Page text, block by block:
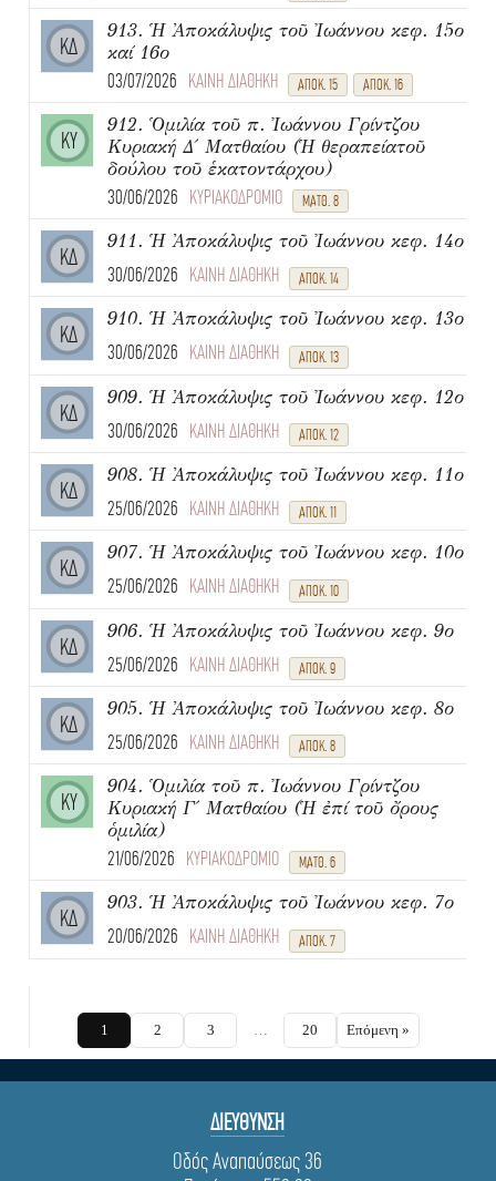
ΚΔ
913. Ἡ Ἀποκάλυψις τοῦ Ἰωάννου κεφ. 15ο
καί 16ο
03/07/2026 ΚΑΙΝΗ ΔΙΑΘΗΚΗ ΑΠΟΚ. 15 ΑΠΟΚ. 16
ΚΥ
912. Ὁμιλία τοῦ π. Ἰωάννου Γρίντζου
Κυριακή Δ΄ Ματθαίου (Ἡ θεραπείατοῦ
δούλου τοῦ ἑκατοντάρχου)
30/06/2026 ΚΥΡΙΑΚΟΔΡΟΜΙΟ ΜΑΤΘ. 8
ΚΔ
911. Ἡ Ἀποκάλυψις τοῦ Ἰωάννου κεφ. 14ο
30/06/2026 ΚΑΙΝΗ ΔΙΑΘΗΚΗ ΑΠΟΚ. 14
ΚΔ
910. Ἡ Ἀποκάλυψις τοῦ Ἰωάννου κεφ. 13ο
30/06/2026 ΚΑΙΝΗ ΔΙΑΘΗΚΗ ΑΠΟΚ. 13
ΚΔ
909. Ἡ Ἀποκάλυψις τοῦ Ἰωάννου κεφ. 12ο
30/06/2026 ΚΑΙΝΗ ΔΙΑΘΗΚΗ ΑΠΟΚ. 12
ΚΔ
908. Ἡ Ἀποκάλυψις τοῦ Ἰωάννου κεφ. 11ο
25/06/2026 ΚΑΙΝΗ ΔΙΑΘΗΚΗ ΑΠΟΚ. 11
ΚΔ
907. Ἡ Ἀποκάλυψις τοῦ Ἰωάννου κεφ. 10ο
25/06/2026 ΚΑΙΝΗ ΔΙΑΘΗΚΗ ΑΠΟΚ. 10
ΚΔ
906. Ἡ Ἀποκάλυψις τοῦ Ἰωάννου κεφ. 9ο
25/06/2026 ΚΑΙΝΗ ΔΙΑΘΗΚΗ ΑΠΟΚ. 9
ΚΔ
905. Ἡ Ἀποκάλυψις τοῦ Ἰωάννου κεφ. 8ο
25/06/2026 ΚΑΙΝΗ ΔΙΑΘΗΚΗ ΑΠΟΚ. 8
ΚΥ
904. Ὁμιλία τοῦ π. Ἰωάννου Γρίντζου
Κυριακή Γ΄ Ματθαίου (Ἡ ἐπί τοῦ ὄρους
ὁμιλία)
21/06/2026 ΚΥΡΙΑΚΟΔΡΟΜΙΟ ΜΑΤΘ. 6
ΚΔ
903. Ἡ Ἀποκάλυψις τοῦ Ἰωάννου κεφ. 7ο
20/06/2026 ΚΑΙΝΗ ΔΙΑΘΗΚΗ ΑΠΟΚ. 7
1 2 3 … 20 Επόμενη »
ΔΙΕΥΘΥΝΣΗ
Οδός Αναπαύσεως 36